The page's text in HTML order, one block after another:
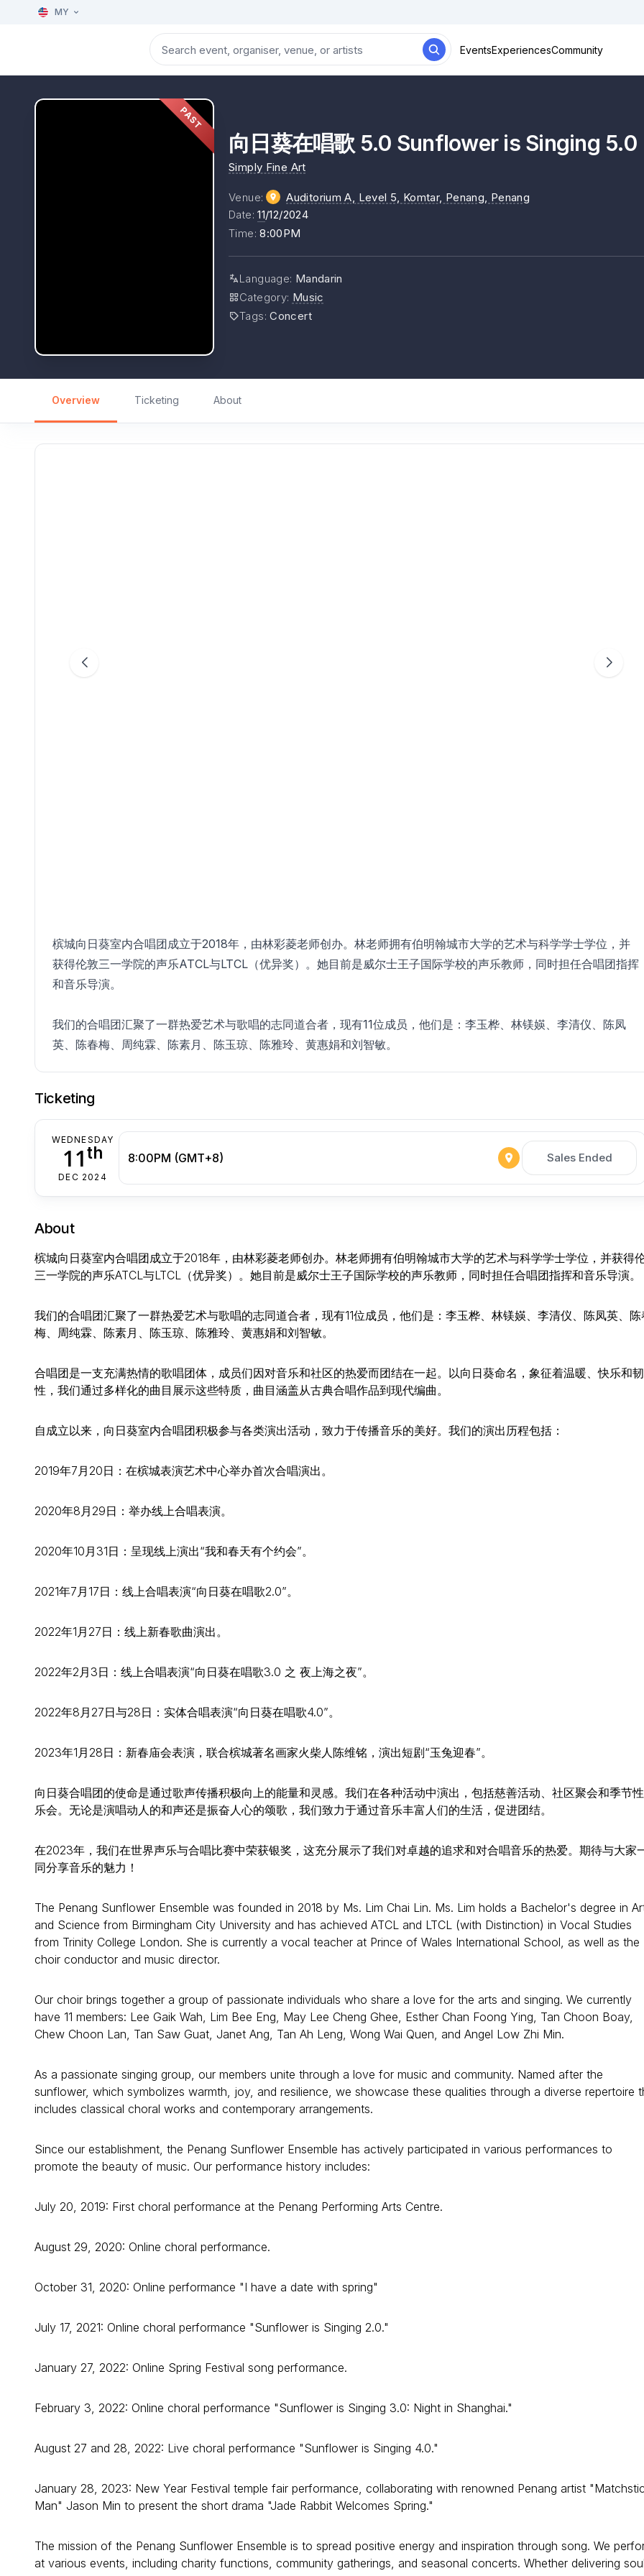
MY
EventsExperiencesCommunity
PAST
向日葵在唱歌 5.0 Sunflower is Singing 5.0
Simply Fine Art
Venue: Auditorium A, Level 5, Komtar, Penang , Penang
Date:11/12/2024
Time:8:00PM
Language: Mandarin
Category: Music
Tags:Concert
Overview Ticketing About
槟城向日葵室内合唱团成立于2018年，由林彩菱老师创办。林老师拥有伯明翰城市大学的艺术与科学学士学位，并
获得伦敦三一学院的声乐ATCL与LTCL（优异奖）。她目前是威尔士王子国际学校的声乐教师，同时担任合唱团指挥
和音乐导演。
我们的合唱团汇聚了一群热爱艺术与歌唱的志同道合者，现有11位成员，他们是：李玉桦、林镁媖、李清仪、陈凤
英、陈春梅、周纯霖、陈素月、陈玉琼、陈雅玲、黄惠娟和刘智敏。
Ticketing
WEDNESDAY
11th
DEC 2024
8:00PM (GMT+8) Sales Ended
About
槟城向日葵室内合唱团成立于2018年，由林彩菱老师创办。林老师拥有伯明翰城市大学的艺术与科学学士学位，并获得
三一学院的声乐ATCL与LTCL（优异奖）。她目前是威尔士王子国际学校的声乐教师，同时担任合唱团指挥和音乐导演。
我们的合唱团汇聚了一群热爱艺术与歌唱的志同道合者，现有11位成员，他们是：李玉桦、林镁媖、李清仪、陈凤英、陈
梅、周纯霖、陈素月、陈玉琼、陈雅玲、黄惠娟和刘智敏。
合唱团是一支充满热情的歌唱团体，成员们因对音乐和社区的热爱而团结在一起。以向日葵命名，象征着温暖、快乐和韧
性，我们通过多样化的曲目展示这些特质，曲目涵盖从古典合唱作品到现代编曲。
自成立以来，向日葵室内合唱团积极参与各类演出活动，致力于传播音乐的美好。我们的演出历程包括：
2019年7月20日：在槟城表演艺术中心举办首次合唱演出。
2020年8月29日：举办线上合唱表演。
2020年10月31日：呈现线上演出“我和春天有个约会”。
2021年7月17日：线上合唱表演“向日葵在唱歌2.0”。
2022年1月27日：线上新春歌曲演出。
2022年2月3日：线上合唱表演“向日葵在唱歌3.0 之 夜上海之夜”。
2022年8月27日与28日：实体合唱表演“向日葵在唱歌4.0”。
2023年1月28日：新春庙会表演，联合槟城著名画家火柴人陈维铭，演出短剧“玉兔迎春”。
向日葵合唱团的使命是通过歌声传播积极向上的能量和灵感。我们在各种活动中演出，包括慈善活动、社区聚会和季节
乐会。无论是演唱动人的和声还是振奋人心的颂歌，我们致力于通过音乐丰富人们的生活，促进团结。
在2023年，我们在世界声乐与合唱比赛中荣获银奖，这充分展示了我们对卓越的追求和对合唱音乐的热爱。期待与大家
同分享音乐的魅力！
The Penang Sunflower Ensemble was founded in 2018 by Ms. Lim Chai Lin. Ms. Lim holds a Bachelor's degree in
and Science from Birmingham City University and has achieved ATCL and LTCL (with Distinction) in Vocal Studies
from Trinity College London. She is currently a vocal teacher at Prince of Wales International School, as well as the
choir conductor and music director.
Our choir brings together a group of passionate individuals who share a love for the arts and singing. We currently
have 11 members: Lee Gaik Wah, Lim Bee Eng, May Lee Cheng Ghee, Esther Chan Foong Ying, Tan Choon Boay,
Chew Choon Lan, Tan Saw Guat, Janet Ang, Tan Ah Leng, Wong Wai Quen, and Angel Low Zhi Min.
As a passionate singing group, our members unite through a love for music and community. Named after the
sunflower, which symbolizes warmth, joy, and resilience, we showcase these qualities through a diverse repertoire
includes classical choral works and contemporary arrangements.
Since our establishment, the Penang Sunflower Ensemble has actively participated in various performances to
promote the beauty of music. Our performance history includes:
July 20, 2019: First choral performance at the Penang Performing Arts Centre.
August 29, 2020: Online choral performance.
October 31, 2020: Online performance "I have a date with spring"
July 17, 2021: Online choral performance "Sunflower is Singing 2.0."
January 27, 2022: Online Spring Festival song performance.
February 3, 2022: Online choral performance "Sunflower is Singing 3.0: Night in Shanghai."
August 27 and 28, 2022: Live choral performance "Sunflower is Singing 4.0."
January 28, 2023: New Year Festival temple fair performance, collaborating with renowned Penang artist
Man" Jason Min to present the short drama "Jade Rabbit Welcomes Spring."
The mission of the Penang Sunflower Ensemble is to spread positive energy and inspiration through song. We
at various events, including charity functions, community gatherings, and seasonal concerts. Whether delivering